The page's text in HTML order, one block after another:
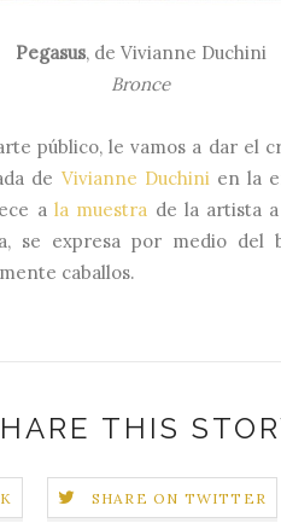
Pegasus, de Vivianne Duchini
Bronce
público, le vamos a dar el
de Vivianne Duchini en la
a la muestra de la artista
se expresa por medio del
caballos.
THIS
SHARE ON TWITTER